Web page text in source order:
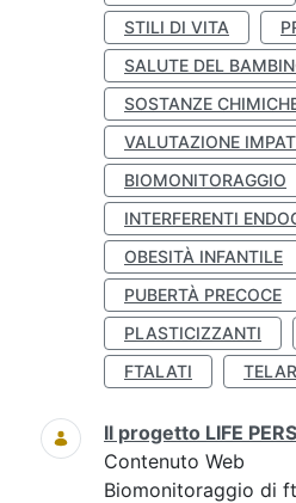
STILI DI VITA
SALUTE DEL
SOSTANZE
VALUTAZIONE
BIOMONITORAGGIO
INTERFERENTI
OBESITÀ INFANTILE
PUBERTÀ PRECOCE
PLASTICIZZANTI
FTALATI
Il progetto LIFE
Contenuto Web
Biomonitoraggio di